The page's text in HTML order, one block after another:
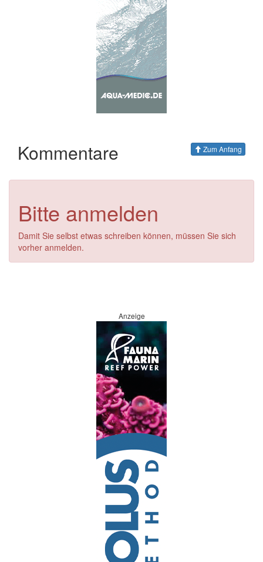
Kommentare Zum Anfang
Bitte anmelden
Damit Sie selbst etwas schreiben können, müssen Sie sich
vorher anmelden.
Anzeige